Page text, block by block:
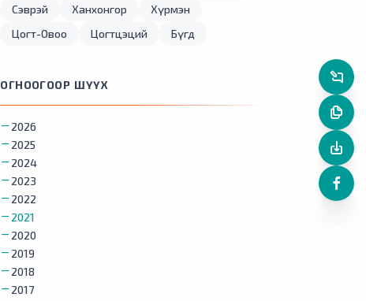
Сэврэй
Ханхонгор
Хүрмэн
Цогт-Овоо
Цогтцэций Бүгд
ОГНООГООР ШҮҮХ
2026
2025
2024
2023
2022
2021
2020
2019
2018
2017